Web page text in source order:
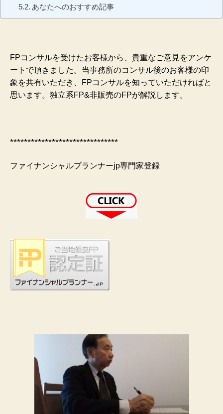
あなたへのおすすめ記事
FPコンサルを受けたお客様から、貴重なご意見をアンケ
ートで頂きました。当事務所のコンサル後のお客様の印
象を共有いただき、FPコンサルを知っていただければと
思います。独立系FP&非販売のFPが解説します。
*******************************
ファイナンシャルプランナーjp専門家登録